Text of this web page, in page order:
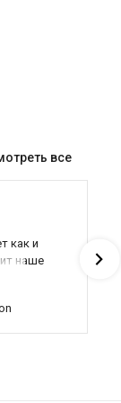
все
как и
наше
вы и